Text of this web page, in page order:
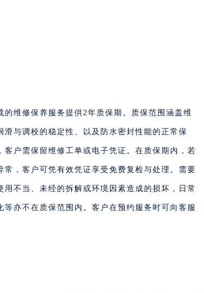
维修保养服务提供2年质保期。质保范围涵盖维
与调校的稳定性、以及防水密封性能的正常保
户需保留维修工单或电子凭证。在质保期内，若
常，客户可凭有效凭证享受免费复检与处理。需要
不当、未经的拆解或环境因素造成的损坏，日常
亦不在质保范围内。客户在预约服务时可向客服